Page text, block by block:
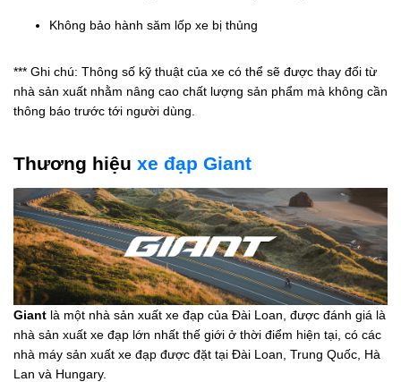
Không bảo hành săm lốp xe bị thủng
*** Ghi chú: Thông số kỹ thuật của xe có thể sẽ được thay đổi từ
nhà sản xuất nhằm nâng cao chất lượng sản phẩm mà không cần
thông báo trước tới người dùng.
Thương hiệu xe đạp Giant
Giant là một nhà sản xuất xe đạp của Đài Loan, được đánh giá là
nhà sản xuất xe đạp lớn nhất thế giới ở thời điểm hiện tại, có các
nhà máy sản xuất xe đạp được đặt tại Đài Loan, Trung Quốc, Hà
Lan và Hungary.